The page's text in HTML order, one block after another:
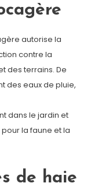
autorise la
contre la
des terrains. De
des eaux de pluie,
dans le jardin et
la faune et la
de haie